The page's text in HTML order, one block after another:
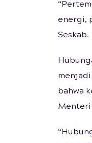
energi,
Seskab.
bahwa
Menteri